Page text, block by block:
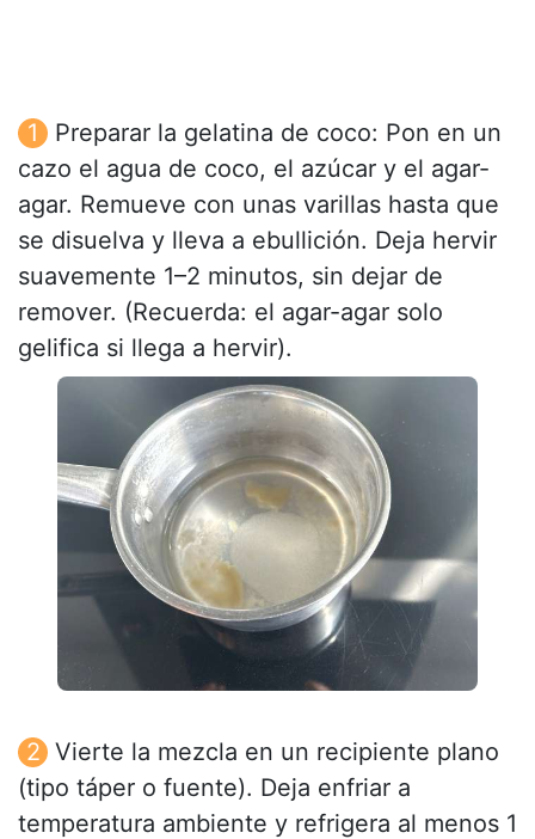
Preparar la gelatina de coco: Pon en un
cazo el agua de coco, el azúcar y el agar-
agar. Remueve con unas varillas hasta que
se disuelva y lleva a ebullición. Deja hervir
suavemente 1–2 minutos, sin dejar de
remover. (Recuerda: el agar-agar solo
gelifica si llega a hervir).
Vierte la mezcla en un recipiente plano
(tipo táper o fuente). Deja enfriar a
temperatura ambiente y refrigera al menos 1